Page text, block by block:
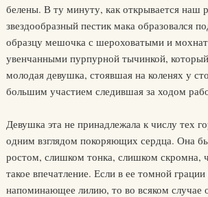
белены. В ту минуту, как открывается наш
звездообразный пестик мака образовался
образцу мешочка с шероховатыми и
увенчанными пурпурной тычинкой,
молодая девушка, стоявшая на коленях у
большим участием следившая за ходом
Девушка эта не принадлежала к числу тех
одним взглядом покоряющих сердца. Она
ростом, слишком тонка, слишком скромна,
такое впечатление. Если в ее томной
напоминающее лилию, то во всяком случае